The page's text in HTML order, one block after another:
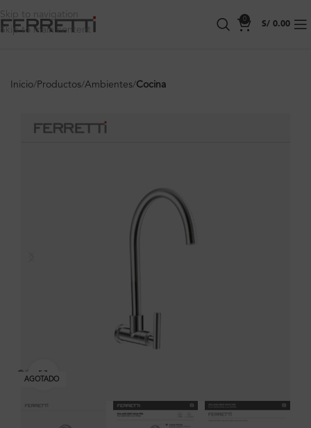
Skip to navigation
Skip to main content
0
S/ 0.00
Inicio Productos Ambientes Cocina
AGOTADO